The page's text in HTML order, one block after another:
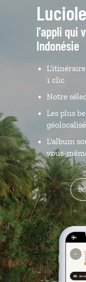
l'appli qui
Indonésie
1 clic
Notre
Les plus
L'album
vous-